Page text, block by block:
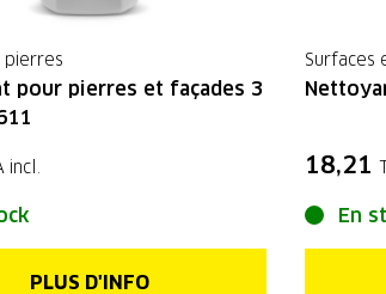
pierres
pour pierres et façades 3
incl.
PLUS D'INFO
Surfaces
18,21
En